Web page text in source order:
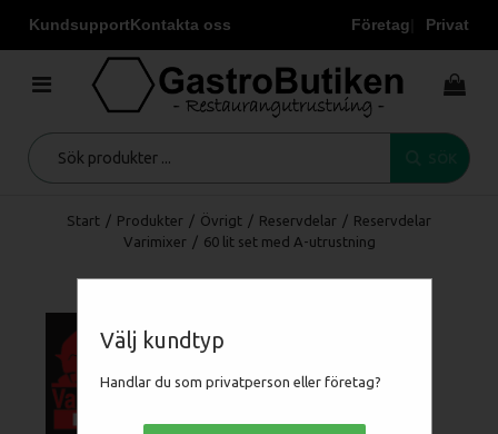
KundsupportKontakta oss Företag Privat
Välj kundtyp
Handlar du som privatperson eller företag?
Start / Produkter / Övrigt / Reservdelar / Reservdelar
Varimixer / 60 lit set med A-utrustning